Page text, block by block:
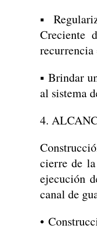
▪
Creciente
recurrencia
▪ Brindar
al sistema
4.
cierre de
ejecución
canal de
•